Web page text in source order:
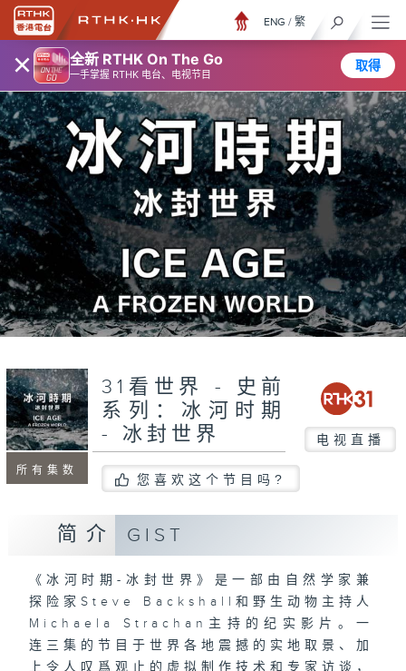
× 全新 RTHK On The Go
一手掌握 RTHK 电台、电视节目
取得
ENG / 繁
所有集数
31看世界 - 史前
系列：冰河时期
- 冰封世界
电视直播
您喜欢这个节目吗?
简介 GIST
《冰河时期-冰封世界》是一部由自然学家兼
探险家Steve Backshall和野生动物主持人
Michaela Strachan主持的纪实影片。一
连三集的节目于世界各地震撼的实地取景、加
上令人叹爲观止的虚拟制作技术和专家访谈，